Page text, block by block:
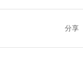
分享